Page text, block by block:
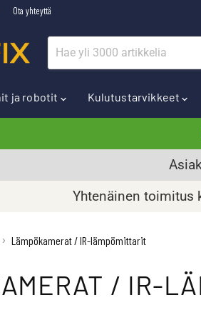
Ota yhteyttä
ja robotit Kulutustarvikkeet
Yhtenäinen toimitus
› Lämpökamerat / IR-lämpömittarit
/ IR-